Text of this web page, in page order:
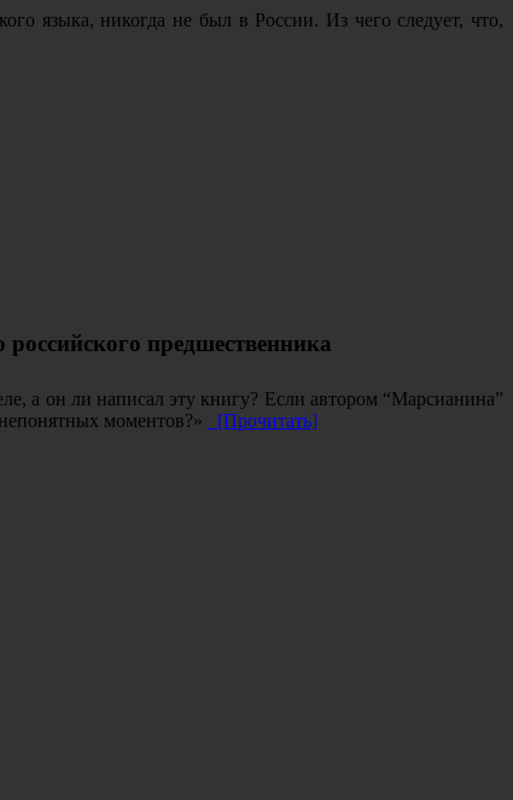
языка, никогда не был в России. Из чего следует, что,
предшественника
а он ли написал эту книгу? Если автором “Марсианина”
моментов?»
[Прочитать]